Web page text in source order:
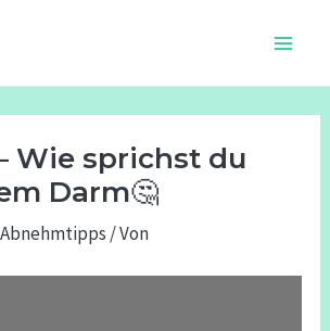
Wie sprichst du
Darm🤔
Abnehmtipps / Von